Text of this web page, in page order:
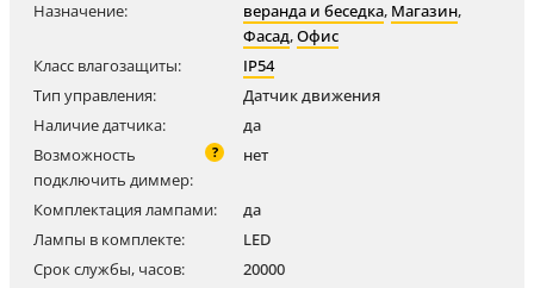
Назначение: веранда и беседка, Магазин,
Фасад,Офис
Класс влагозащиты:
IP54
Тип управления:
Датчик движения
Наличие датчика:
да
Возможность
подключить диммер:
? нет
Комплектация лампами:
да
Лампы в комплекте:
LED
Срок службы, часов:
20000